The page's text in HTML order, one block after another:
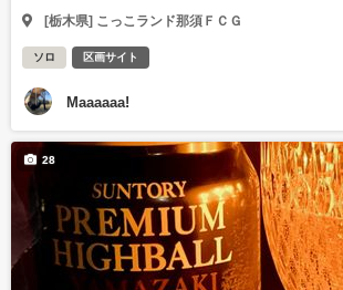
[栃木県] こっこランド那須ＦＣＧ
ソロ 区画サイト
Maaaaaa!
28